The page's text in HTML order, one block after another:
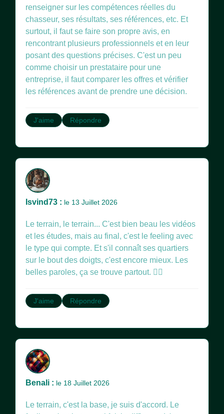
renseigner sur les compétences réelles du
chasseur, ses résultats, ses références, etc. Et
surtout, il faut se faire son propre avis, en
rencontrant plusieurs professionnels et en leur
posant des questions précises. C'est un peu
comme choisir un prestataire pour une
entreprise, il faut comparer les offres et vérifier
les références avant de prendre une décision.
J'aime Répondre
Isvind73 : le 13 Juillet 2026
Le terrain, le terrain... C'est bien beau les vidéos
et les études, mais au final, c'est le feeling avec
le type qui compte. Et s'il connaît ses quartiers
sur le bout des doigts, c'est encore mieux. Les
belles paroles, ça se trouve partout. 🤷‍♂️
J'aime Répondre
Benali : le 18 Juillet 2026
Le terrain, c'est la base, je suis d'accord. Le